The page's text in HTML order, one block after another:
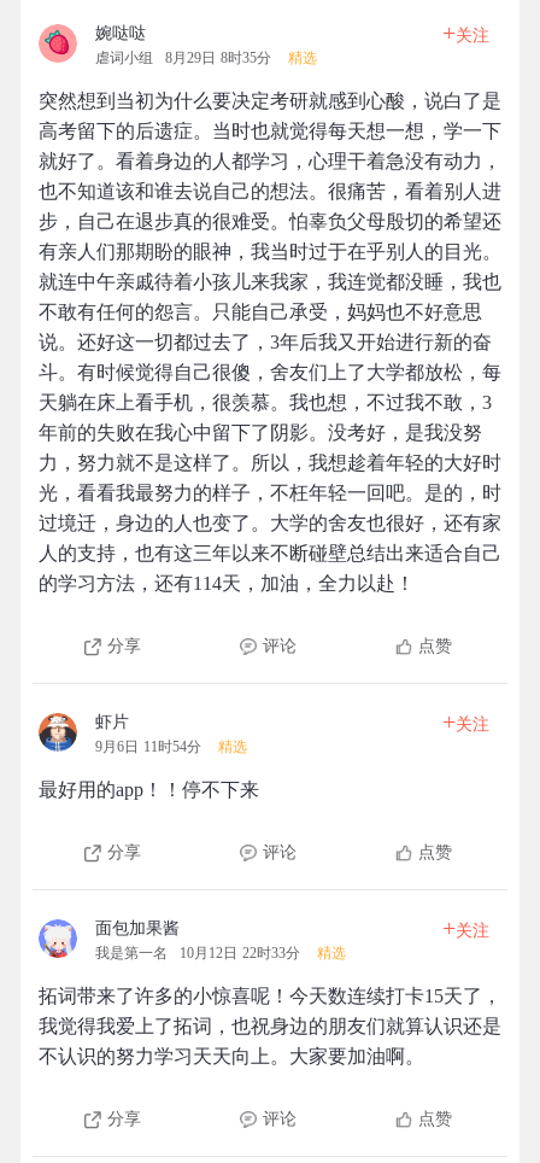
婉哒哒
虐词小组 8月29日 8时35分 精选
+关注
突然想到当初为什么要决定考研就感到心酸，说白了是
高考留下的后遗症。当时也就觉得每天想一想，学一下
就好了。看着身边的人都学习，心理干着急没有动力，
也不知道该和谁去说自己的想法。很痛苦，看着别人进
步，自己在退步真的很难受。怕辜负父母殷切的希望还
有亲人们那期盼的眼神，我当时过于在乎别人的目光。
就连中午亲戚待着小孩儿来我家，我连觉都没睡，我也
不敢有任何的怨言。只能自己承受，妈妈也不好意思
说。还好这一切都过去了，3年后我又开始进行新的奋
斗。有时候觉得自己很傻，舍友们上了大学都放松，每
天躺在床上看手机，很羡慕。我也想，不过我不敢，3
年前的失败在我心中留下了阴影。没考好，是我没努
力，努力就不是这样了。所以，我想趁着年轻的大好时
光，看看我最努力的样子，不枉年轻一回吧。是的，时
过境迁，身边的人也变了。大学的舍友也很好，还有家
人的支持，也有这三年以来不断碰壁总结出来适合自己
的学习方法，还有114天，加油，全力以赴！
分享 评论 点赞
虾片
9月6日 11时54分 精选
+关注
最好用的app！！停不下来
分享 评论 点赞
面包加果酱
我是第一名 10月12日 22时33分 精选
+关注
拓词带来了许多的小惊喜呢！今天数连续打卡15天了，
我觉得我爱上了拓词，也祝身边的朋友们就算认识还是
不认识的努力学习天天向上。大家要加油啊。
分享 评论 点赞